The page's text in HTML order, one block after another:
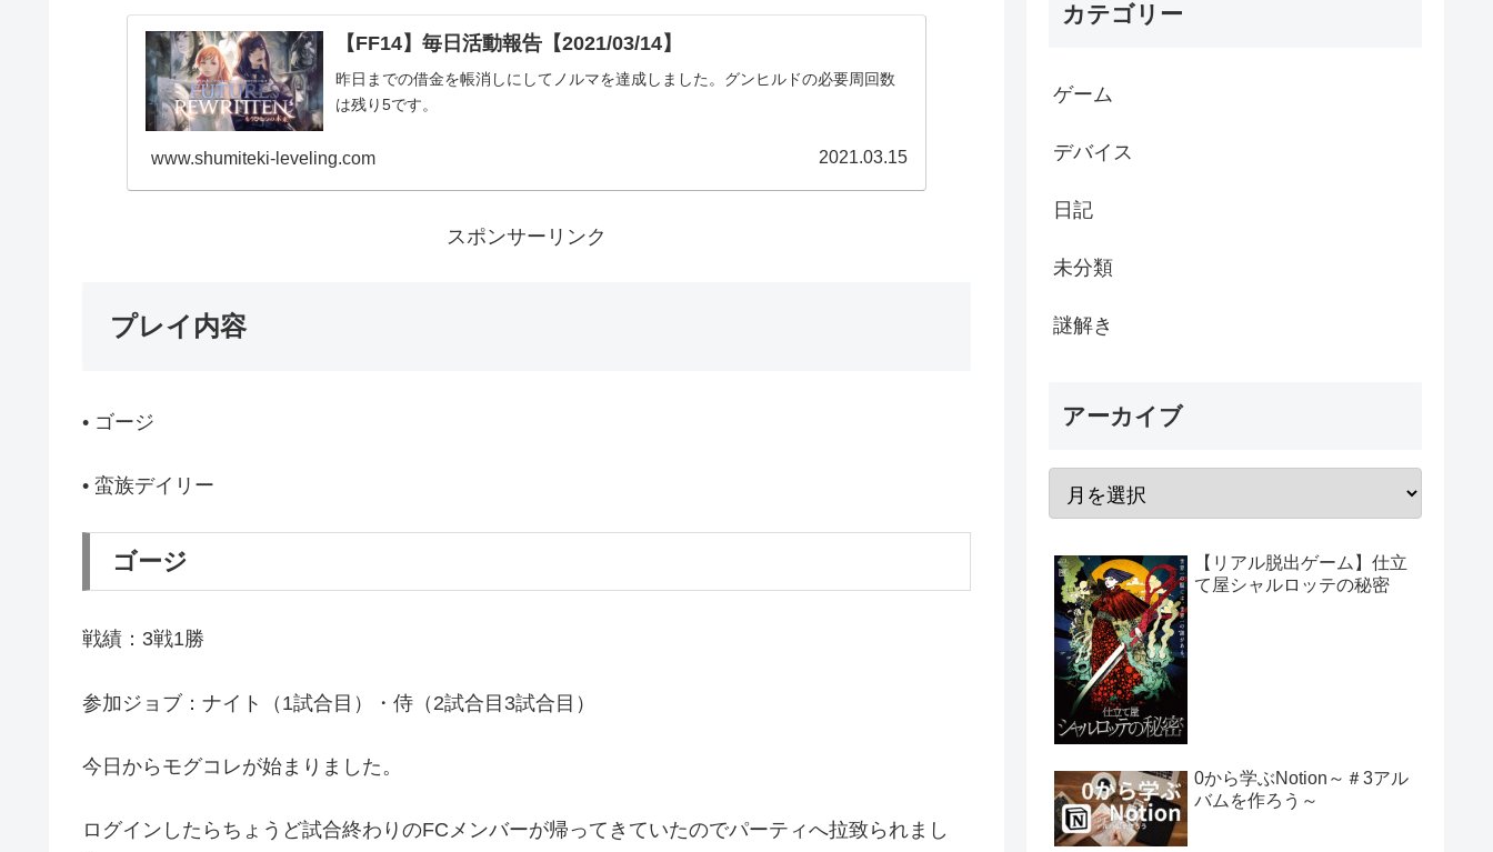
【FF14】毎日活動報告【2021/03/14】
昨日までの借金を帳消しにしてノルマを達成しました。グンヒルドの必要周回数
は残り5です。
www.shumiteki-leveling.com 2021.03.15
スポンサーリンク
プレイ内容
• ゴージ
• 蛮族デイリー
ゴージ
戦績：3戦1勝
参加ジョブ：ナイト（1試合目）・侍（2試合目3試合目）
今日からモグコレが始まりました。
ログインしたらちょうど試合終わりのFCメンバーが帰ってきていたのでパーティへ拉致られまし
カテゴリー
ゲーム
デバイス
日記
未分類
謎解き
アーカイブ
【リアル脱出ゲーム】仕立
て屋シャルロッテの秘密
0から学ぶNotion～＃3アル
バムを作ろう～